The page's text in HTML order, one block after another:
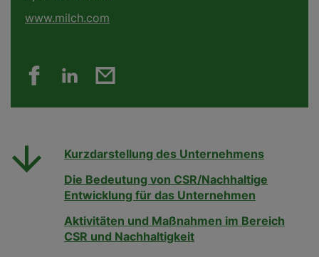
www.milch.com
Kurzdarstellung des Unternehmens
Die Bedeutung von CSR/Nachhaltige
Entwicklung für das Unternehmen
Aktivitäten und Maßnahmen im Bereich
CSR und Nachhaltigkeit